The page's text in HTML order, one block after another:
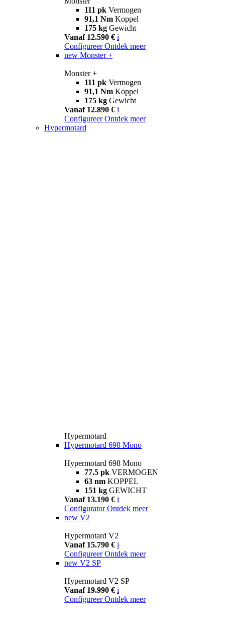
111 pk Vermogen
91,1 Nm Koppel
175 kg Gewicht
Vanaf 12.590 € i
Configureer Ontdek meer
new Monster +
Monster +
111 pk Vermogen
91,1 Nm Koppel
175 kg Gewicht
Vanaf 12.890 € i
Configureer Ontdek meer
Hypermotard
Hypermotard
Hypermotard 698 Mono
Hypermotard 698 Mono
77.5 pk VERMOGEN
63 nm KOPPEL
151 kg GEWICHT
Vanaf 13.190 € i
Configurator Ontdek meer
new V2
Hypermotard V2
Vanaf 15.790 € i
Configureer Ontdek meer
new V2 SP
Hypermotard V2 SP
Vanaf 19.990 € i
Configureer Ontdek meer